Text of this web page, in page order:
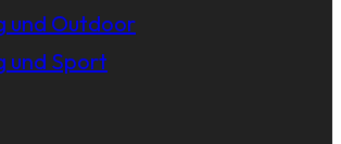
und Outdoor
und Sport